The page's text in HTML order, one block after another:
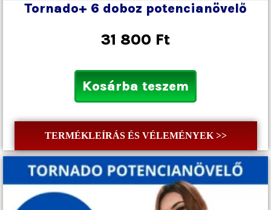
Tornado+ 6 doboz potencianövelő
31 800 Ft
Kosárba teszem
TERMÉKLEÍRÁS ÉS VÉLEMÉNYEK >>